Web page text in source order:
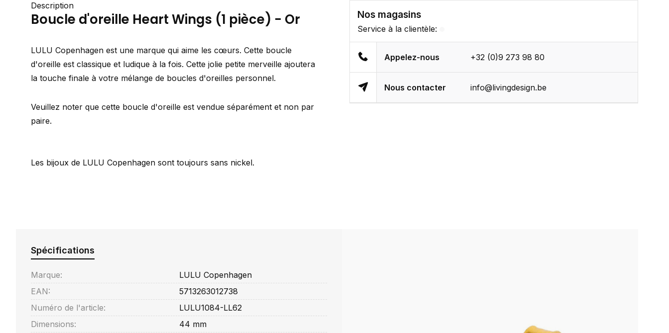
Description
Boucle d'oreille Heart Wings (1 pièce) - Or
LULU Copenhagen est une marque qui aime les cœurs. Cette boucle
d'oreille est classique et ludique à la fois. Cette jolie petite merveille ajoutera
la touche finale à votre mélange de boucles d'oreilles personnel.
Veuillez noter que cette boucle d'oreille est vendue séparément et non par
paire.
Les bijoux de LULU Copenhagen sont toujours sans nickel.
Nos magasins
Service à la clientèle:
Appelez-nous +32 (0)9 273 98 80
Nous contacter info@livingdesign.be
Spécifications
Marque:
LULU Copenhagen
EAN:
5713263012738
Numéro de l'article:
LULU1084-LL62
Dimensions:
44 mm